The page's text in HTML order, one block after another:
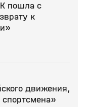
пошла с
к
движения,